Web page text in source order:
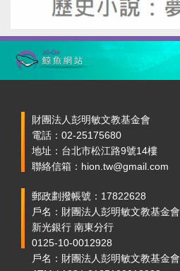
財團法人彭明敏文教基金會
電話：02-25175680
地址：台北市松江路9號14樓
聯絡信箱：hion.tw@gmail.com
郵政劃撥帳號：17822628
戶名：財團法人彭明敏文教基金會
新光銀行 南東分行
0125-10-0012928
戶名：財團法人彭明敏文教基金會